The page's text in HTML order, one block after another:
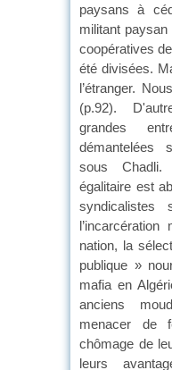
paysans à
militant paysan
coopératives
été divisées.
l’étranger.
(p.92).
grandes
démantelées
sous Chadli.
égalitaire est
syndicalistes
nation, la
publique »
mafia en
anciens
menacer de
chômage de
leurs